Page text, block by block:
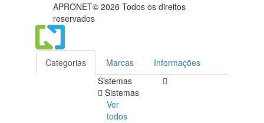
APRONET© 2026 Todos os direitos
reservados
Categorias Marcas
Informações
Sistemas
Sistemas
Ver
todos